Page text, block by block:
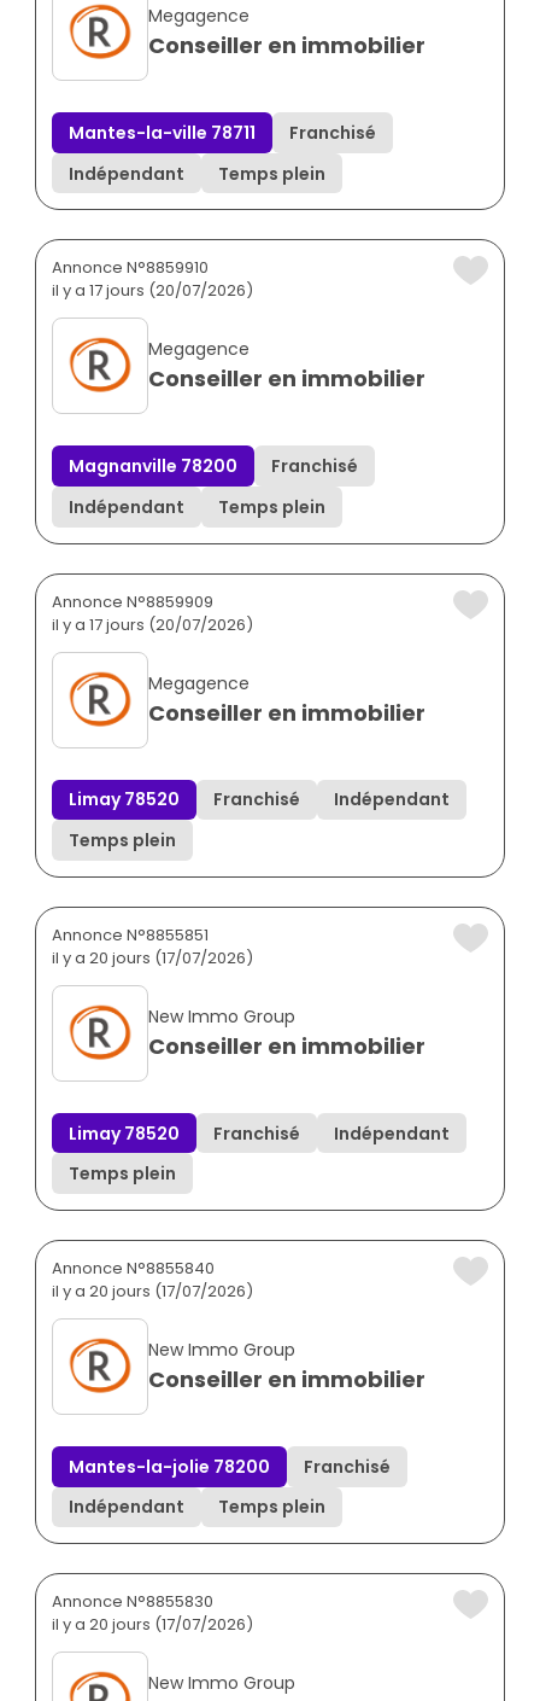
Megagence
Conseiller en immobilier
Mantes-la-ville 78711
Franchisé
Indépendant
Temps plein
Annonce N°8859910
il y a 17 jours (20/07/2026)
Megagence
Conseiller en immobilier
Magnanville 78200
Franchisé
Indépendant
Temps plein
Annonce N°8859909
il y a 17 jours (20/07/2026)
Megagence
Conseiller en immobilier
Limay 78520 Franchisé
Indépendant
Temps plein
Annonce N°8855851
il y a 20 jours (17/07/2026)
New Immo Group
Conseiller en immobilier
Limay 78520 Franchisé
Indépendant
Temps plein
Annonce N°8855840
il y a 20 jours (17/07/2026)
New Immo Group
Conseiller en immobilier
Mantes-la-jolie 78200
Franchisé
Indépendant
Temps plein
Annonce N°8855830
il y a 20 jours (17/07/2026)
New Immo Group